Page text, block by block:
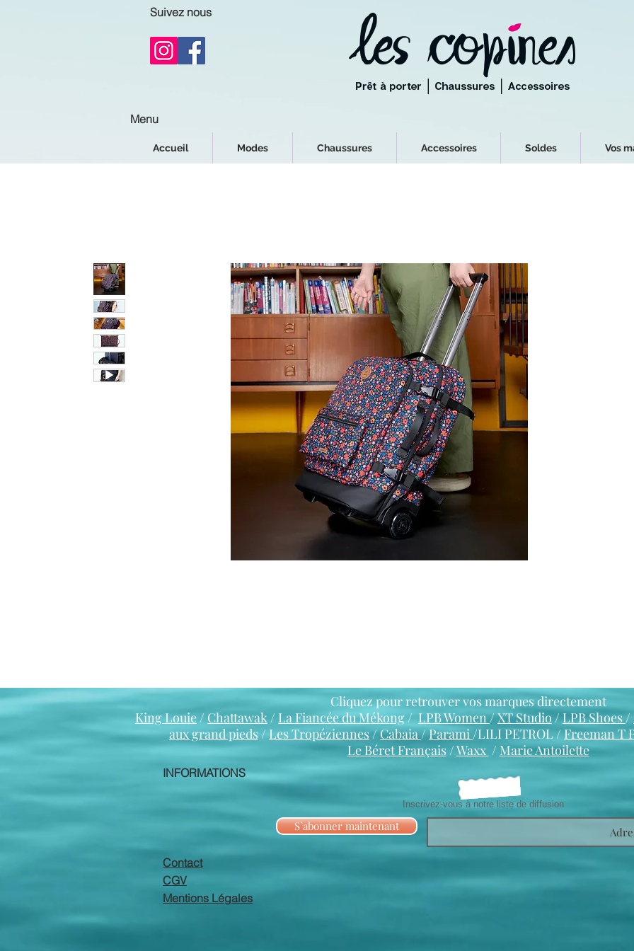
Suivez nous
Menu
Accueil Modes Chaussures Accessoires Soldes Vos
Cliquez pour retrouver vos marques directement
King Louie/ Chattawak/ La Fiancée du Mékong/ LPB Women/XT Studio /LPB Shoes/
aux grand pieds / Les Tropéziennes /Cabaia/Parami /LILI PETROL /Freeman T
Le Béret Français/Waxx / Marie Antoilette
INFORMATIONS
Contact
Inscrivez-vous à notre liste de diffusion
S`abonner maintenant
CGV
Mentions Légales